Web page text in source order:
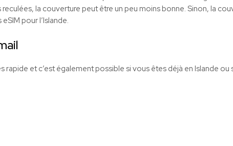
la couverture peut être un peu moins bonne. Sinon, la
pour l’Islande.
rapide et c’est également possible si vous êtes déjà en Islande ou